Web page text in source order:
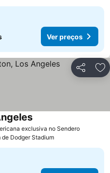
Ver preços
Partilhar
exclusiva no Sendero
de Dodger Stadium